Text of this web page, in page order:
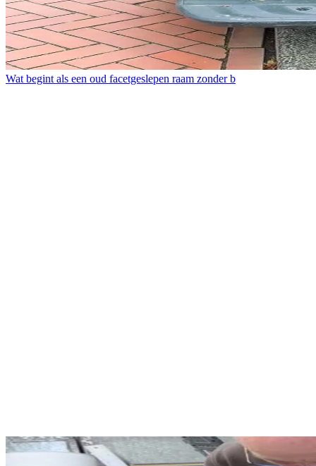
Wat begint als een oud facetgeslepen raam zonder b